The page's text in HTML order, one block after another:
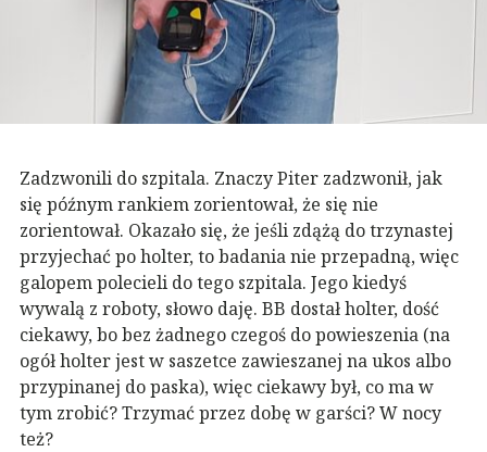
Zadzwonili do szpitala. Znaczy Piter zadzwonił, jak
się późnym rankiem zorientował, że się nie
zorientował. Okazało się, że jeśli zdążą do trzynastej
przyjechać po holter, to badania nie przepadną, więc
galopem polecieli do tego szpitala. Jego kiedyś
wywalą z roboty, słowo daję. BB dostał holter, dość
ciekawy, bo bez żadnego czegoś do powieszenia (na
ogół holter jest w saszetce zawieszanej na ukos albo
przypinanej do paska), więc ciekawy był, co ma w
tym zrobić? Trzymać przez dobę w garści? W nocy
też?